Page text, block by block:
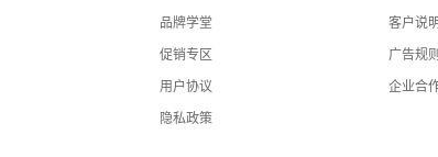
品牌学堂
促销专区
用户协议
隐私政策
客户说
广告规
企业合